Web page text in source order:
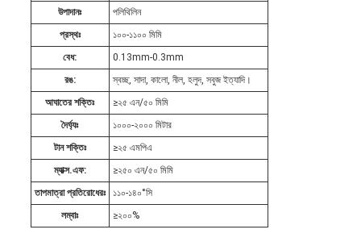
উপাদানঃ
পলিথিলিন
প্রস্থঃ
১০০-১১০০ মিমি
বেধ:
0.13mm-0.3mm
রঙ:
স্বচ্ছ, সাদা, কালো, নীল, হলুদ, সবুজ ইত্যাদি।
আঘাতের শক্তিঃ
≥২৫ এন/৫০ মিমি
দৈর্ঘ্যঃ
১০০০-২০০০ মিটার
টান শক্তিঃ
≥২৫ এমপিএ
ম্যাক্স.এফ:
≥২৫০ এন/৫০ মিমি
তাপমাত্রা প্রতিরোধেরঃ
১১০-১৪০°সি
লম্বাঃ
≥২০০%